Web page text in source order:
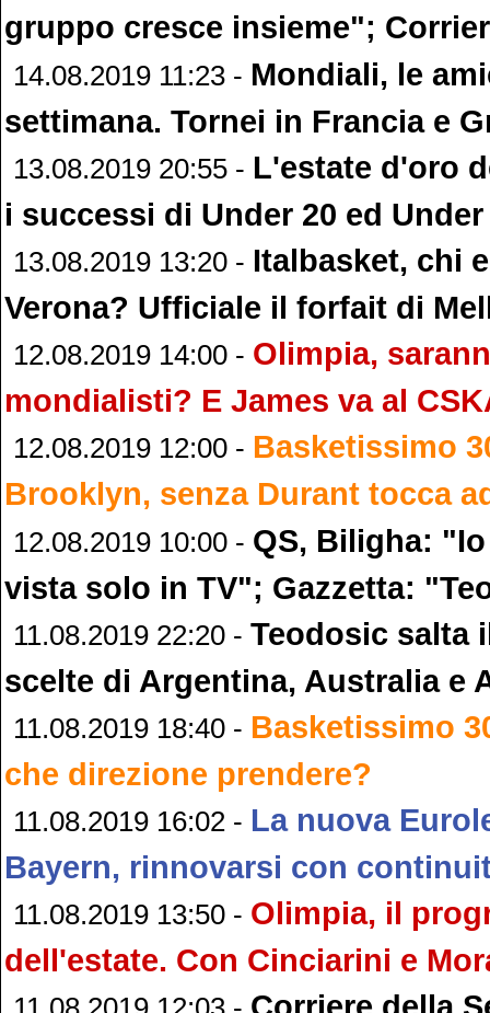
gruppo cresce insieme";
14.08.2019 11:23 - Mondiali, le
settimana. Tornei in Francia e
13.08.2019 20:55 - L'estate d'oro
i successi di Under 20 ed Under
13.08.2019 13:20 - Italbasket, chi
Verona? Ufficiale il forfait di
12.08.2019 14:00 - Olimpia,
mondialisti? E James va al
12.08.2019 12:00 - Basketissimo
Brooklyn, senza Durant tocca
12.08.2019 10:00 - QS, Biligha:
vista solo in TV"; Gazzetta:
11.08.2019 22:20 - Teodosic salta
scelte di Argentina, Australia e
11.08.2019 18:40 - Basketissimo
che direzione prendere?
11.08.2019 16:02 - La nuova
Bayern, rinnovarsi con
11.08.2019 13:50 - Olimpia, il
dell'estate. Con Cinciarini e